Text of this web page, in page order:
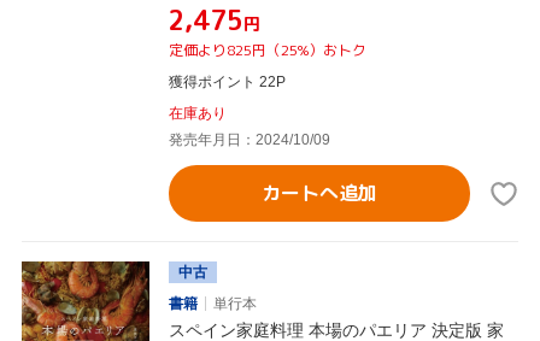
¥2,475円
定価より825円（25%）おトク
獲得ポイント 22P
在庫あり
発売年月日：2024/10/09
カートへ追加
中古
書籍
単行本
スペイン家庭料理 本場のパエリア 決定版 家